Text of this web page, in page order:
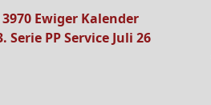
Ewiger Kalender
Serie PP Service Juli 26